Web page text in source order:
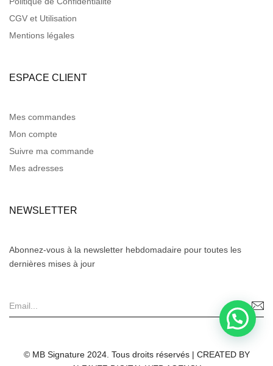
CGV et Utilisation
Mentions légales
ESPACE CLIENT
Mes commandes
Mon compte
Suivre ma commande
Mes adresses
NEWSLETTER
Abonnez-vous à la newsletter hebdomadaire pour toutes les
dernières mises à jour
© MB Signature 2024. Tous droits réservés | CREATED BY